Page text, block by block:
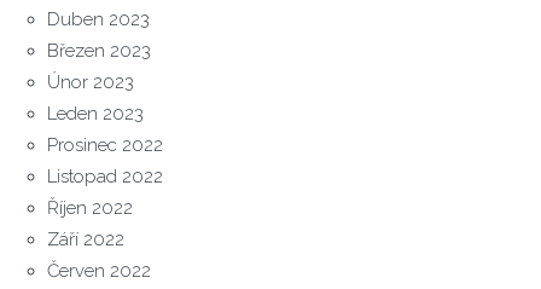
Duben 2023
Březen 2023
Únor 2023
Leden 2023
Prosinec 2022
Listopad 2022
Říjen 2022
Září 2022
Červen 2022